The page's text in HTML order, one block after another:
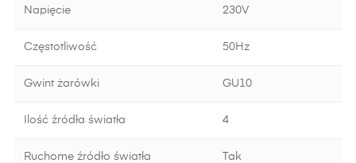
Napięcie 230V
Częstotliwość 50Hz
Gwint żarówki GU10
Ilość źródła światła 4
Ruchome źródło światła Tak